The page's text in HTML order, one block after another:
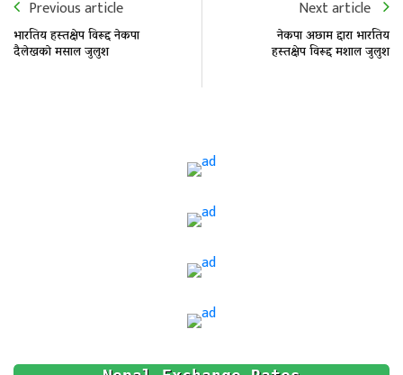
Previous article
भारतिय हस्तक्षेप विरूद्द नेकपा
दैलेखकाे मसाल जुलुश
Next article
नेकपा अछाम द्दारा भारतिय
हस्तक्षेप विरूद्द मशाल जुलुश